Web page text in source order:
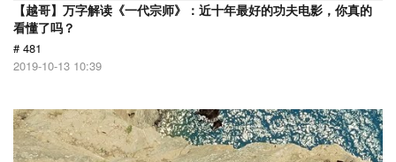
【越哥】万字解读《一代宗师》：近十年最好的功夫电影，你真的
看懂了吗？
# 481
2019-10-13 10:39